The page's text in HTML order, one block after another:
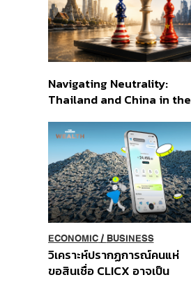
Navigating Neutrality:
Thailand and China in the
Order
ECONOMIC/ BUSINESS
วิเคราะห์ปรากฏการณ์คนแห่
ขอสินเชื่อ CLICX อาจเป็น